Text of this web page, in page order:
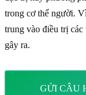
trong cơ thể người.
trung vào điều trị
gây ra.
GỬI CÂU